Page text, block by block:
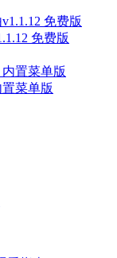
免费版
菜单版